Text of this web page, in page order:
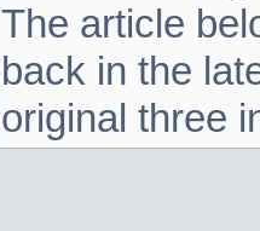
The article
back in the
original three